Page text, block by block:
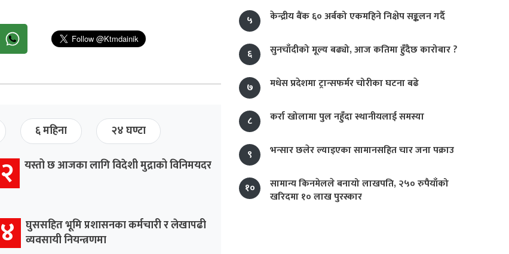
६ महिना २४ घण्टा
२ यस्तो छ आजका लागि विदेशी मुद्राको विनिमयदर
४ घुससहित भूमि प्रशासनका कर्मचारी र लेखापढी
व्यवसायी नियन्त्रणमा
५
केन्द्रीय बैंक ६० अर्बको एकमहिने निक्षेप सङ्कलन गर्दै
६ सुनचाँदीको मूल्य बढ्यो, आज कतिमा हुँदैछ कारोबार ?
७ मधेस प्रदेशमा ट्रान्सफर्मर चोरीका घटना बढे
८ कर्रा खोलामा पुल नहुँदा स्थानीयलाई समस्या
९ भन्सार छलेर ल्याइएका सामानसहित चार जना पक्राउ
१०
सामान्य किनमेलले बनायो लाखपति, २५० रुपैयाँको
खरिदमा १० लाख पुरस्कार